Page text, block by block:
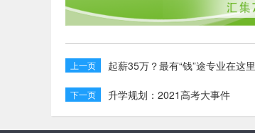
上一页 起薪35万？最有“钱”途专业在这里
下一页 升学规划：2021高考大事件